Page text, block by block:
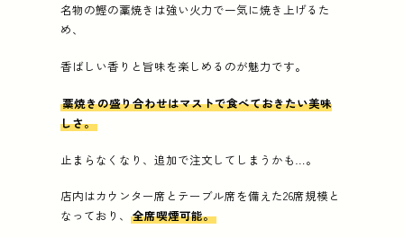
名物の鰹の藁焼きは強い火力で一気に焼き上げるた
め、
香ばしい香りと旨味を楽しめるのが魅力です。
藁焼きの盛り合わせはマストで食べておきたい美味
しさ。
止まらなくなり、追加で注文してしまうかも…。
店内はカウンター席とテーブル席を備えた26席規模と
なっており、全席喫煙可能。